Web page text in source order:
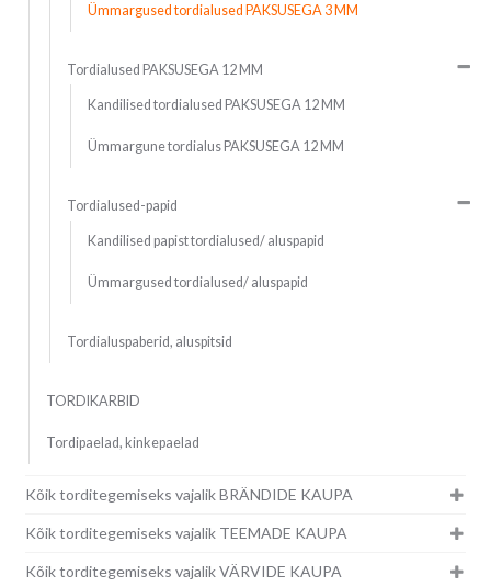
Ümmargused tordialused PAKSUSEGA 3 MM
Tordialused PAKSUSEGA 12 MM
Kandilised tordialused PAKSUSEGA 12 MM
Ümmargune tordialus PAKSUSEGA 12 MM
Tordialused-papid
Kandilised papist tordialused/ aluspapid
Ümmargused tordialused/ aluspapid
Tordialuspaberid, aluspitsid
TORDIKARBID
Tordipaelad, kinkepaelad
Kõik torditegemiseks vajalik BRÄNDIDE KAUPA
Kõik torditegemiseks vajalik TEEMADE KAUPA
Kõik torditegemiseks vajalik VÄRVIDE KAUPA